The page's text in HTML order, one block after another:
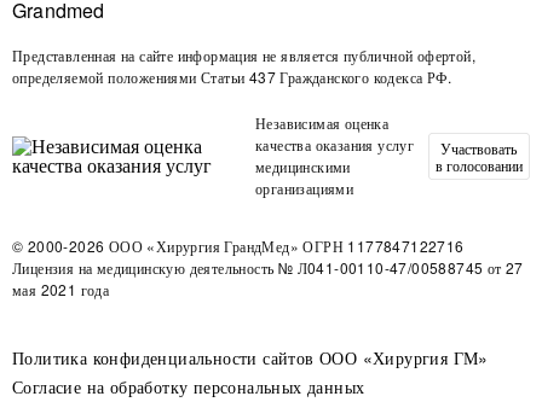
Представленная на сайте информация не является публичной офертой,
определяемой положениями Статьи 437 Гражданского кодекса РФ.
Независимая оценка
качества оказания услуг
медицинскими
организациями
Участвовать
в голосовании
© 2000-2026 ООО «Хирургия ГрандМед» ОГРН 1177847122716
Лицензия на медицинскую деятельность № Л041-00110-47/00588745 от 27
мая 2021 года
Политика конфиденциальности сайтов ООО «Хирургия ГМ»
Согласие на обработку персональных данных